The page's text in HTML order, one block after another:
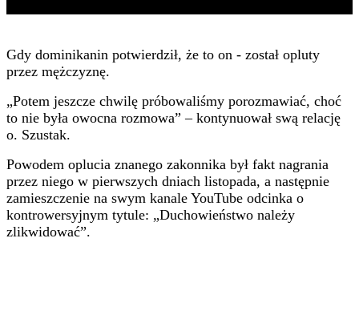
Gdy dominikanin potwierdził, że to on - został opluty
przez mężczyznę.
„Potem jeszcze chwilę próbowaliśmy porozmawiać, choć
to nie była owocna rozmowa” – kontynuował swą relację
o. Szustak.
Powodem oplucia znanego zakonnika był fakt nagrania
przez niego w pierwszych dniach listopada, a następnie
zamieszczenie na swym kanale YouTube odcinka o
kontrowersyjnym tytule: „Duchowieństwo należy
zlikwidować”.